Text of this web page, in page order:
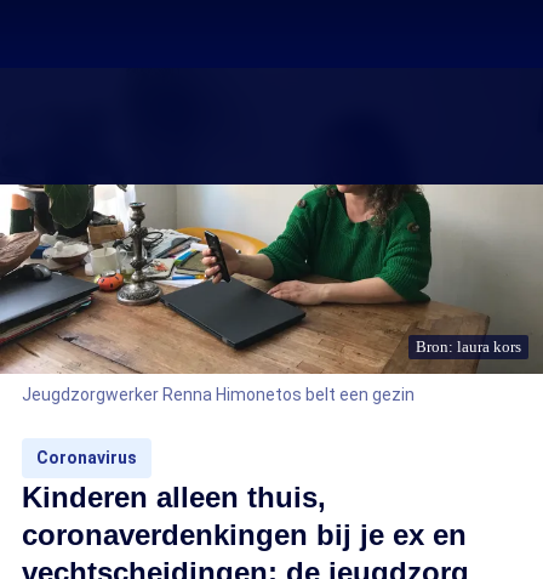
Bron: laura kors
Jeugdzorgwerker Renna Himonetos belt een gezin
Coronavirus
Kinderen alleen thuis,
coronaverdenkingen bij je ex en
vechtscheidingen: de jeugdzorg